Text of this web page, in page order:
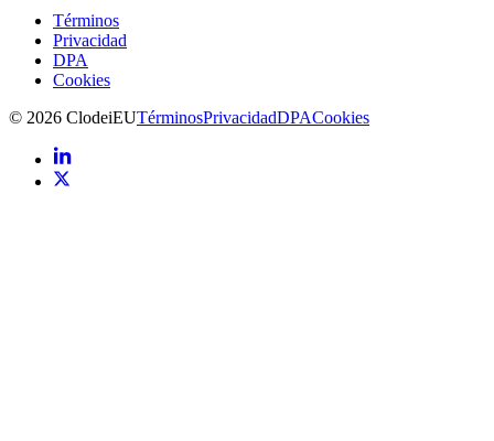
Términos
Privacidad
DPA
Cookies
© 2026 ClodeiEUTérminosPrivacidadDPACookies